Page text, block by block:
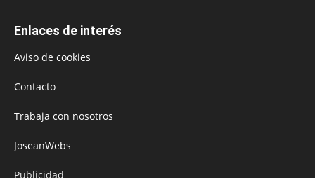
Enlaces de interés
Aviso de cookies
Contacto
Trabaja con nosotros
JoseanWebs
Publicidad